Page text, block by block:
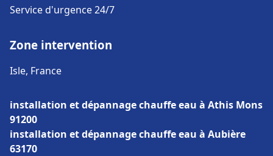
Service d'urgence 24/7
Zone intervention
Isle, France
installation et dépannage chauffe eau à Athis Mons
91200
installation et dépannage chauffe eau à Aubière
63170